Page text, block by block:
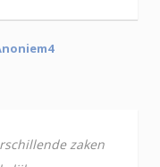
zaken